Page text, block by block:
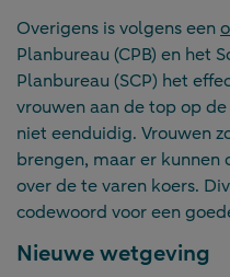
Overigens is volgens een
Planbureau (CPB) en het
Planbureau (SCP) het
vrouwen aan de top op
niet eenduidig. Vrouwen
brengen, maar er
over de te varen koers.
codewoord voor een
Nieuwe wetgeving